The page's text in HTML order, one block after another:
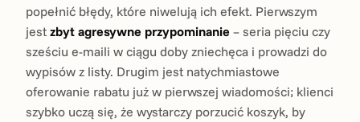
popełnić błędy, które niwelują ich efekt. Pierwszym
jest zbyt agresywne przypominanie – seria pięciu czy
sześciu e-maili w ciągu doby zniechęca i prowadzi do
wypisów z listy. Drugim jest natychmiastowe
oferowanie rabatu już w pierwszej wiadomości; klienci
szybko uczą się, że wystarczy porzucić koszyk, by